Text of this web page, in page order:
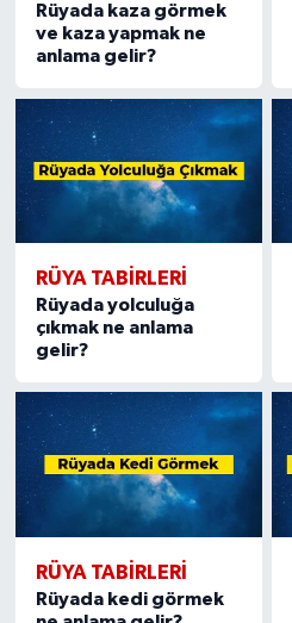
Rüyada kaza görmek
ve kaza yapmak ne
anlama gelir?
RÜYA TABIRLERI
Rüyada yolculuğa
çıkmak ne anlama
gelir?
RÜYA TABIRLERI
Rüyada kedi görmek